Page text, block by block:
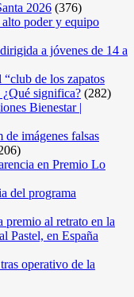
2026 (376)
alto poder y equipo
a jóvenes de 14 a
de los zapatos
significa? (282)
Bienestar |
imágenes falsas
en Premio Lo
del programa
al retrato en la
Pastel, en España
operativo de la